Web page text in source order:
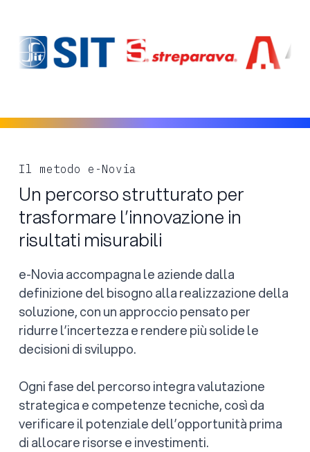
Il metodo e-Novia
Un percorso strutturato per
trasformare l’innovazione in
risultati misurabili
e-Novia accompagna le aziende dalla
definizione del bisogno alla realizzazione della
soluzione, con un approccio pensato per
ridurre l’incertezza e rendere più solide le
decisioni di sviluppo.
Ogni fase del percorso integra valutazione
strategica e competenze tecniche, così da
verificare il potenziale dell’opportunità prima
di allocare risorse e investimenti.